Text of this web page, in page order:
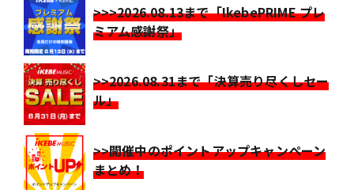
>>>2026.08.13まで「IkebePRIME プレ
ミアム感謝祭」
>>2026.08.31まで「決算売り尽くしセー
ル」
>>開催中のポイントアップキャンペーン
まとめ！